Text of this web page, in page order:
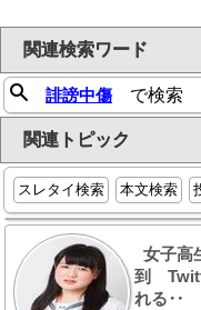
関連検索ワード
誹謗中傷 で検索
関連トピック
スレタイ検索 本文検索
女子高
到
れる‥